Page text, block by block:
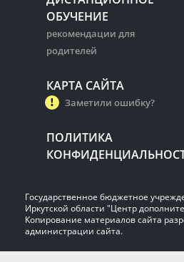
ОБУЧЕНИЕ
рекомендации для
родителей
КАРТА САЙТА
Заметили ошибку?
ПОЛИТИКА
Государственное бюджетное
Иркутской области "Центр
Копирование материалов сайта
администрации сайта.